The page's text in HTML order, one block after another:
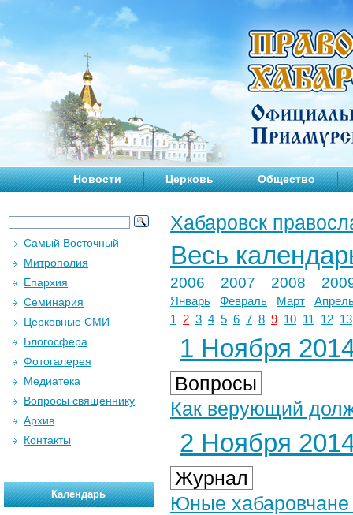
Новости Церковь Общество
Хабаровск
Весь
2006 2007 2008
Январь Февраль Март
1
2 3 4 5 6 7 8 9 10 11 12 13
1 Ноября
Вопросы
Как верующий
2 Ноября
Журнал
Юные хабаровчане
Самый Восточный
Митрополия
Епархия
Семинария
Церковные СМИ
Блогосфера
Фотогалерея
Медиатека
Вопросы священнику
Архив
Контакты
Календарь